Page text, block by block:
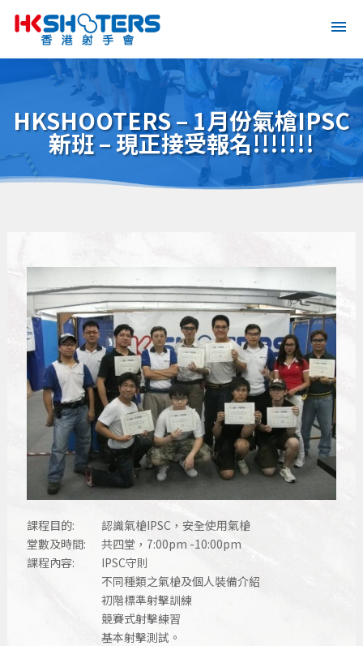
HKSHOOTERS – 1月份氣槍IPSC
新班 – 現正接受報名!!!!!!!
課程目的:
認識氣槍IPSC，安全使用氣槍
堂數及時間:
共四堂，7:00pm -10:00pm
課程內容:
IPSC守則
不同種類之氣槍及個人裝備介紹
初階標準射擊訓練
競賽式射擊練習
基本射擊測試。